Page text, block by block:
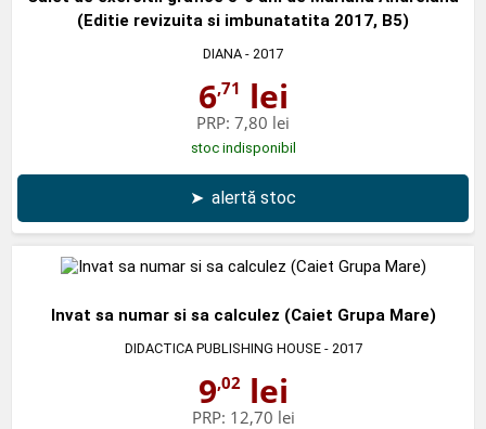
(Editie revizuita si imbunatatita 2017, B5)
DIANA - 2017
6,71 lei
PRP: 7,80 lei
stoc indisponibil
➤ alertă stoc
Invat sa numar si sa calculez (Caiet Grupa Mare)
DIDACTICA PUBLISHING HOUSE- 2017
9,02lei
PRP: 12,70 lei